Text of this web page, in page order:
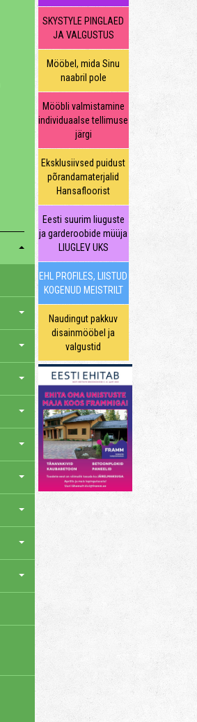
SKYSTYLE PINGLAED
JA VALGUSTUS
Mööbel, mida Sinu
naabril pole
Mööbli valmistamine
individuaalse tellimuse
järgi
Eksklusiivsed puidust
põrandamaterjalid
Hansafloorist
Eesti suurim liuguste
ja garderoobide müüja
LIUGLEV UKS
EHL PROFILES, LIISTUD
KOGENUD MEISTRILT
Naudingut pakkuv
disainmööbel ja
valgustid